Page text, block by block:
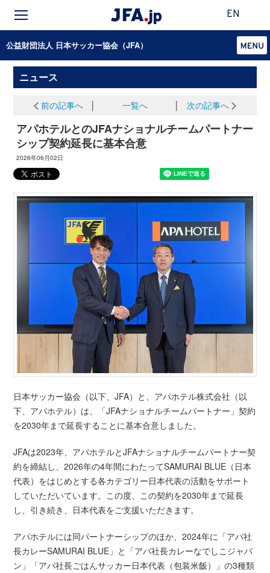
EN
公益財団法人 日本サッカー協会（JFA）
ニュース
前の記事へ 一覧へ 次の記事へ
アパホテルとのJFAナショナルチームパートナー
シップ契約延長に基本合意
2026年06月02日
日本サッカー協会（以下、JFA）と、アパホテル株式会社（以
下、アパホテル）は、「JFAナショナルチームパートナー」契約
を2030年まで延長することに基本合意しました。
JFAは2023年、アパホテルとJFAナショナルチームパートナー契
約を締結し、2026年の4年間にわたってSAMURAI BLUE（日本
代表）をはじめとする各カテゴリー日本代表の活動をサポート
していただいています。この度、この契約を2030年まで延長
し、引き続き、日本代表をご支援いただきます。
アパホテルには同パートナーシップのほか、2024年に「アパ社
長カレーSAMURAI BLUE」と「アパ社長カレーなでしこジャパ
ン」「アパ社長ごはんサッカー日本代表（包装米飯）」の3種類